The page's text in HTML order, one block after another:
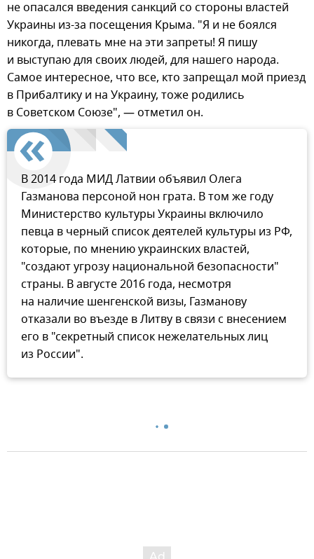
не опасался введения санкций со стороны властей
Украины из-за посещения Крыма. "Я и не боялся
никогда, плевать мне на эти запреты! Я пишу
и выступаю для своих людей, для нашего народа.
Самое интересное, что все, кто запрещал мой приезд
в Прибалтику и на Украину, тоже родились
в Советском Союзе", — отметил он.
В 2014 года МИД Латвии объявил Олега
Газманова персоной нон грата. В том же году
Министерство культуры Украины включило
певца в черный список деятелей культуры из РФ,
которые, по мнению украинских властей,
"создают угрозу национальной безопасности"
страны. В августе 2016 года, несмотря
на наличие шенгенской визы, Газманову
отказали во въезде в Литву в связи с внесением
его в "секретный список нежелательных лиц
из России".